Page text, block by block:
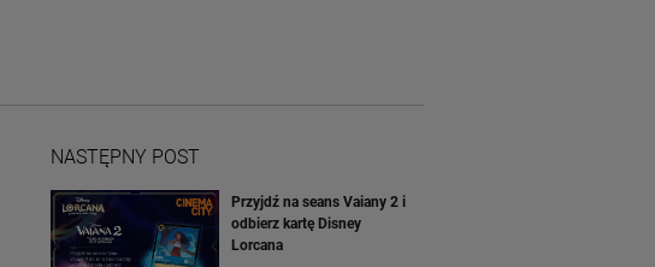
NASTĘPNY POST
Przyjdź na seans Vaiany 2 i
odbierz kartę Disney
Lorcana